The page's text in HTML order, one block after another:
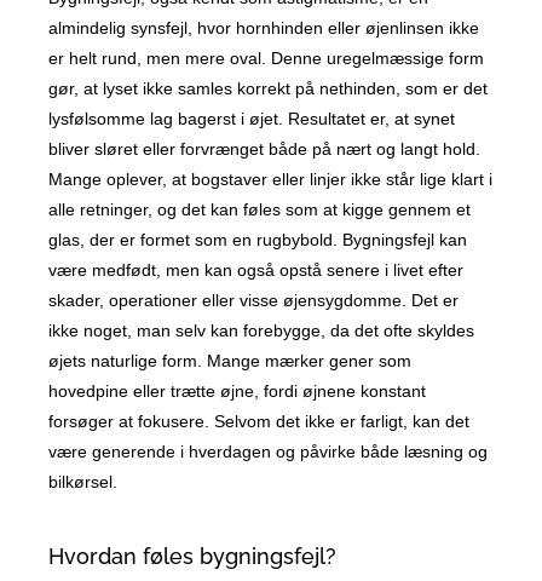
almindelig synsfejl, hvor hornhinden eller øjenlinsen ikke
er helt rund, men mere oval. Denne uregelmæssige form
gør, at lyset ikke samles korrekt på nethinden, som er det
lysfølsomme lag bagerst i øjet. Resultatet er, at synet
bliver sløret eller forvrænget både på nært og langt hold.
Mange oplever, at bogstaver eller linjer ikke står lige klart i
alle retninger, og det kan føles som at kigge gennem et
glas, der er formet som en rugbybold. Bygningsfejl kan
være medfødt, men kan også opstå senere i livet efter
skader, operationer eller visse øjensygdomme. Det er
ikke noget, man selv kan forebygge, da det ofte skyldes
øjets naturlige form. Mange mærker gener som
hovedpine eller trætte øjne, fordi øjnene konstant
forsøger at fokusere. Selvom det ikke er farligt, kan det
være generende i hverdagen og påvirke både læsning og
bilkørsel.
Hvordan føles bygningsfejl?